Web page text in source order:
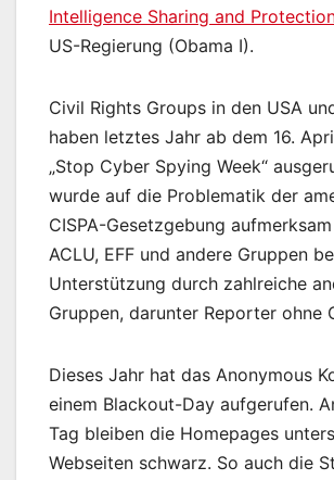
Intelligence Sharing and
US-Regierung (Obama I).
Civil Rights Groups in den USA
haben letztes Jahr ab dem 16.
„Stop Cyber Spying Week“
wurde auf die Problematik der
CISPA-Gesetzgebung
ACLU, EFF und andere Gruppen
Unterstützung durch zahlreiche
Gruppen, darunter Reporter ohne
Dieses Jahr hat das Anonymous
einem Blackout-Day aufgerufen.
Tag bleiben die Homepages
Webseiten schwarz. So auch die